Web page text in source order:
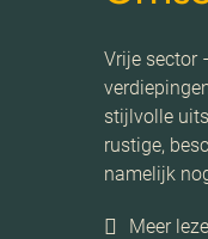
Vrije sector
stijlvolle
rustige,
namelijk
Meer